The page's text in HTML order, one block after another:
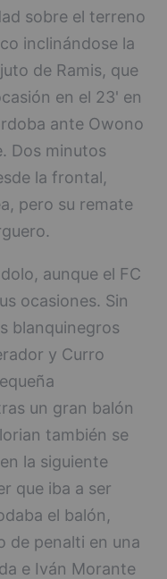
sobre el terreno
inclinándose la
de Ramis, que
en el 23' en
ante Owono
Dos minutos
la frontal,
pero su remate
aunque el FC
ocasiones. Sin
blanquinegros
y Curro
un gran balón
también se
la siguiente
que iba a ser
el balón,
de penalti en una
e Iván Morante